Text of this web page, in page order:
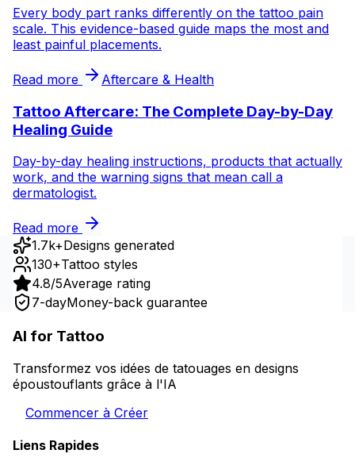
Every body part ranks differently on the tattoo pain
scale. This evidence-based guide maps the most and
least painful placements.
Read more Aftercare & Health
Tattoo Aftercare: The Complete Day-by-Day
Healing Guide
Day-by-day healing instructions, products that actually
work, and the warning signs that mean call a
dermatologist.
Read more
1.7k+Designs generated
130+Tattoo styles
4.8/5Average rating
7-dayMoney-back guarantee
AI for Tattoo
Transformez vos idées de tatouages en designs
époustouflants grâce à l'IA
Commencer à Créer
Liens Rapides